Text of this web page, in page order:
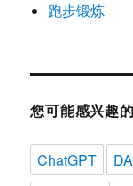
跑步锻炼
您可能感兴趣
ChatGPT